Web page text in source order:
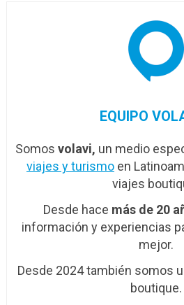
EQUIPO
Somosvolavi, un medio
viajes y turismoen
viajes
Desde hace más de 20
información y experiencias
mejor.
Desde 2024 también somos
boutique.